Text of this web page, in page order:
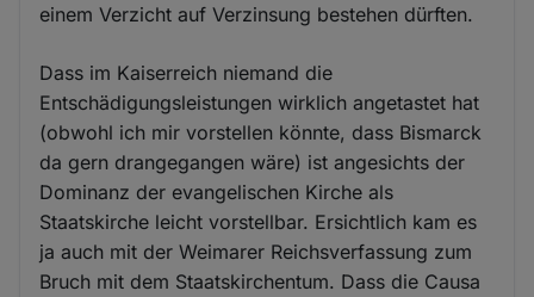
einem Verzicht auf Verzinsung bestehen dürften.
Dass im Kaiserreich niemand die
Entschädigungsleistungen wirklich angetastet hat
(obwohl ich mir vorstellen könnte, dass Bismarck
da gern drangegangen wäre) ist angesichts der
Dominanz der evangelischen Kirche als
Staatskirche leicht vorstellbar. Ersichtlich kam es
ja auch mit der Weimarer Reichsverfassung zum
Bruch mit dem Staatskirchentum. Dass die Causa